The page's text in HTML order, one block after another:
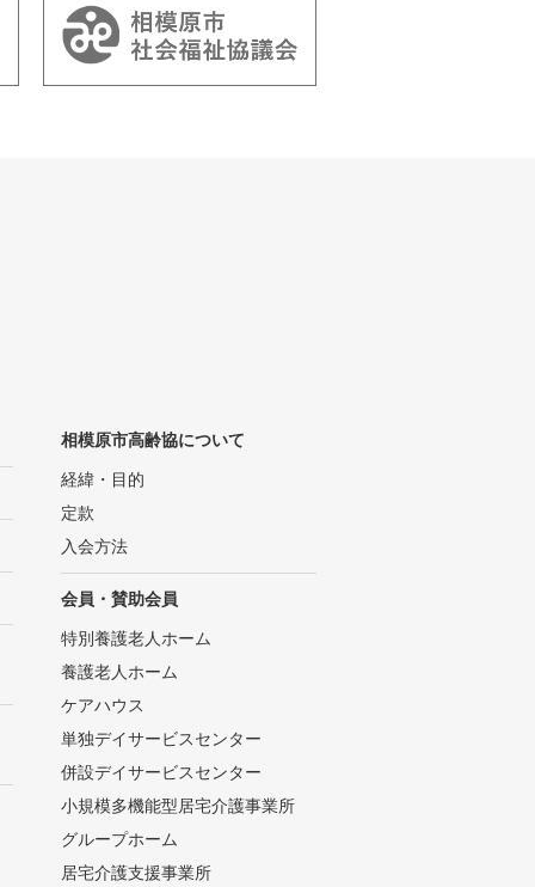
相模原市高齢協について
経緯・目的
定款
入会方法
会員・賛助会員
特別養護老人ホーム
養護老人ホーム
ケアハウス
単独デイサービスセンター
併設デイサービスセンター
小規模多機能型居宅介護事業所
グループホーム
居宅介護支援事業所